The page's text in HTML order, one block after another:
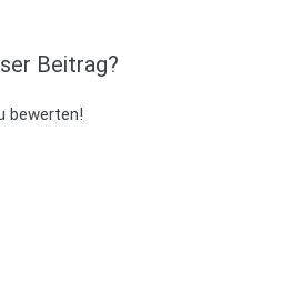
Beitrag?
bewerten!